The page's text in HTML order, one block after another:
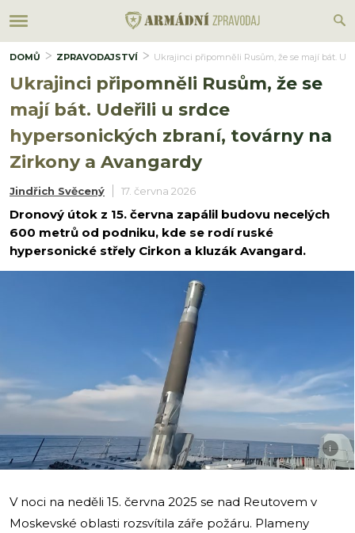
DOMŮ ZPRAVODAJSTVÍ Ukrajinci připomněli Rusům, že se mají bát.
Ukrajinci připomněli Rusům, že se
mají bát. Udeřili u srdce
hypersonických zbraní, továrny na
Zirkony a Avangardy
Jindřich Svěcený 17. června 2026
Dronový útok z 15. června zapálil budovu necelých
600 metrů od podniku, kde se rodí ruské
hypersonické střely Cirkon a kluzák Avangard.
i
V noci na neděli 15. června 2025 se nad Reutovem v
Moskevské oblasti rozsvítila záře požáru. Plameny